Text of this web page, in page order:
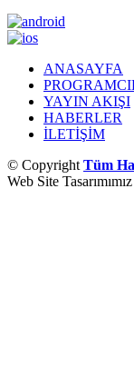
ANASAYFA
YAYIN AKIŞI
HABERLER
İLETİŞİM
© Copyright Tüm
Web Site